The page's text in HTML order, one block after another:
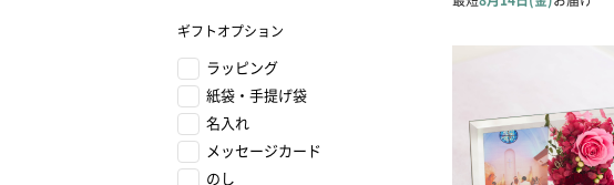
ギフトオプション
ラッピング
紙袋・手提げ袋
名入れ
メッセージカード
のし